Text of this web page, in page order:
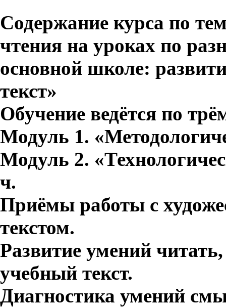
Содержание курса по
чтения на уроках по
основной школе:
текст»
Обучение ведётся по
Модуль 1.
Модуль 2.
ч.
Приёмы работы с
текстом.
Развитие умений
учебный текст.
Диагностика умений